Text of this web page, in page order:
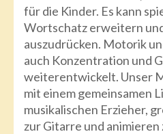
für die Kinder. Es kann
Wortschatz erweitern
auszudrücken. Motorik
auch Konzentration und
weiterentwickelt. Unser
mit einem gemeinsamen
musikalischen Erzieher,
zur Gitarre und